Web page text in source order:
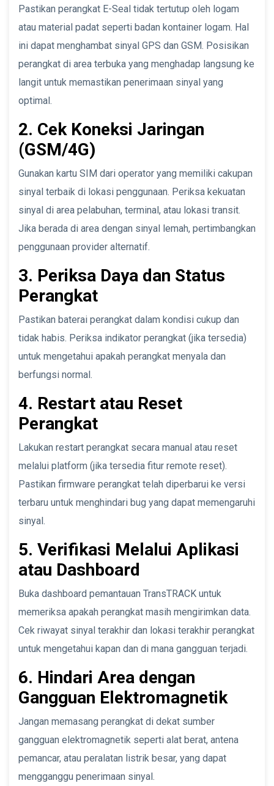
Pastikan perangkat E-Seal tidak tertutup oleh logam
atau material padat seperti badan kontainer logam. Hal
ini dapat menghambat sinyal GPS dan GSM. Posisikan
perangkat di area terbuka yang menghadap langsung ke
langit untuk memastikan penerimaan sinyal yang
optimal.
2. Cek Koneksi Jaringan
(GSM/4G)
Gunakan kartu SIM dari operator yang memiliki cakupan
sinyal terbaik di lokasi penggunaan. Periksa kekuatan
sinyal di area pelabuhan, terminal, atau lokasi transit.
Jika berada di area dengan sinyal lemah, pertimbangkan
penggunaan provider alternatif.
3. Periksa Daya dan Status
Perangkat
Pastikan baterai perangkat dalam kondisi cukup dan
tidak habis. Periksa indikator perangkat (jika tersedia)
untuk mengetahui apakah perangkat menyala dan
berfungsi normal.
4. Restart atau Reset
Perangkat
Lakukan restart perangkat secara manual atau reset
melalui platform (jika tersedia fitur remote reset).
Pastikan firmware perangkat telah diperbarui ke versi
terbaru untuk menghindari bug yang dapat memengaruhi
sinyal.
5. Verifikasi Melalui Aplikasi
atau Dashboard
Buka dashboard pemantauan TransTRACK untuk
memeriksa apakah perangkat masih mengirimkan data.
Cek riwayat sinyal terakhir dan lokasi terakhir perangkat
untuk mengetahui kapan dan di mana gangguan terjadi.
6. Hindari Area dengan
Gangguan Elektromagnetik
Jangan memasang perangkat di dekat sumber
gangguan elektromagnetik seperti alat berat, antena
pemancar, atau peralatan listrik besar, yang dapat
mengganggu penerimaan sinyal.